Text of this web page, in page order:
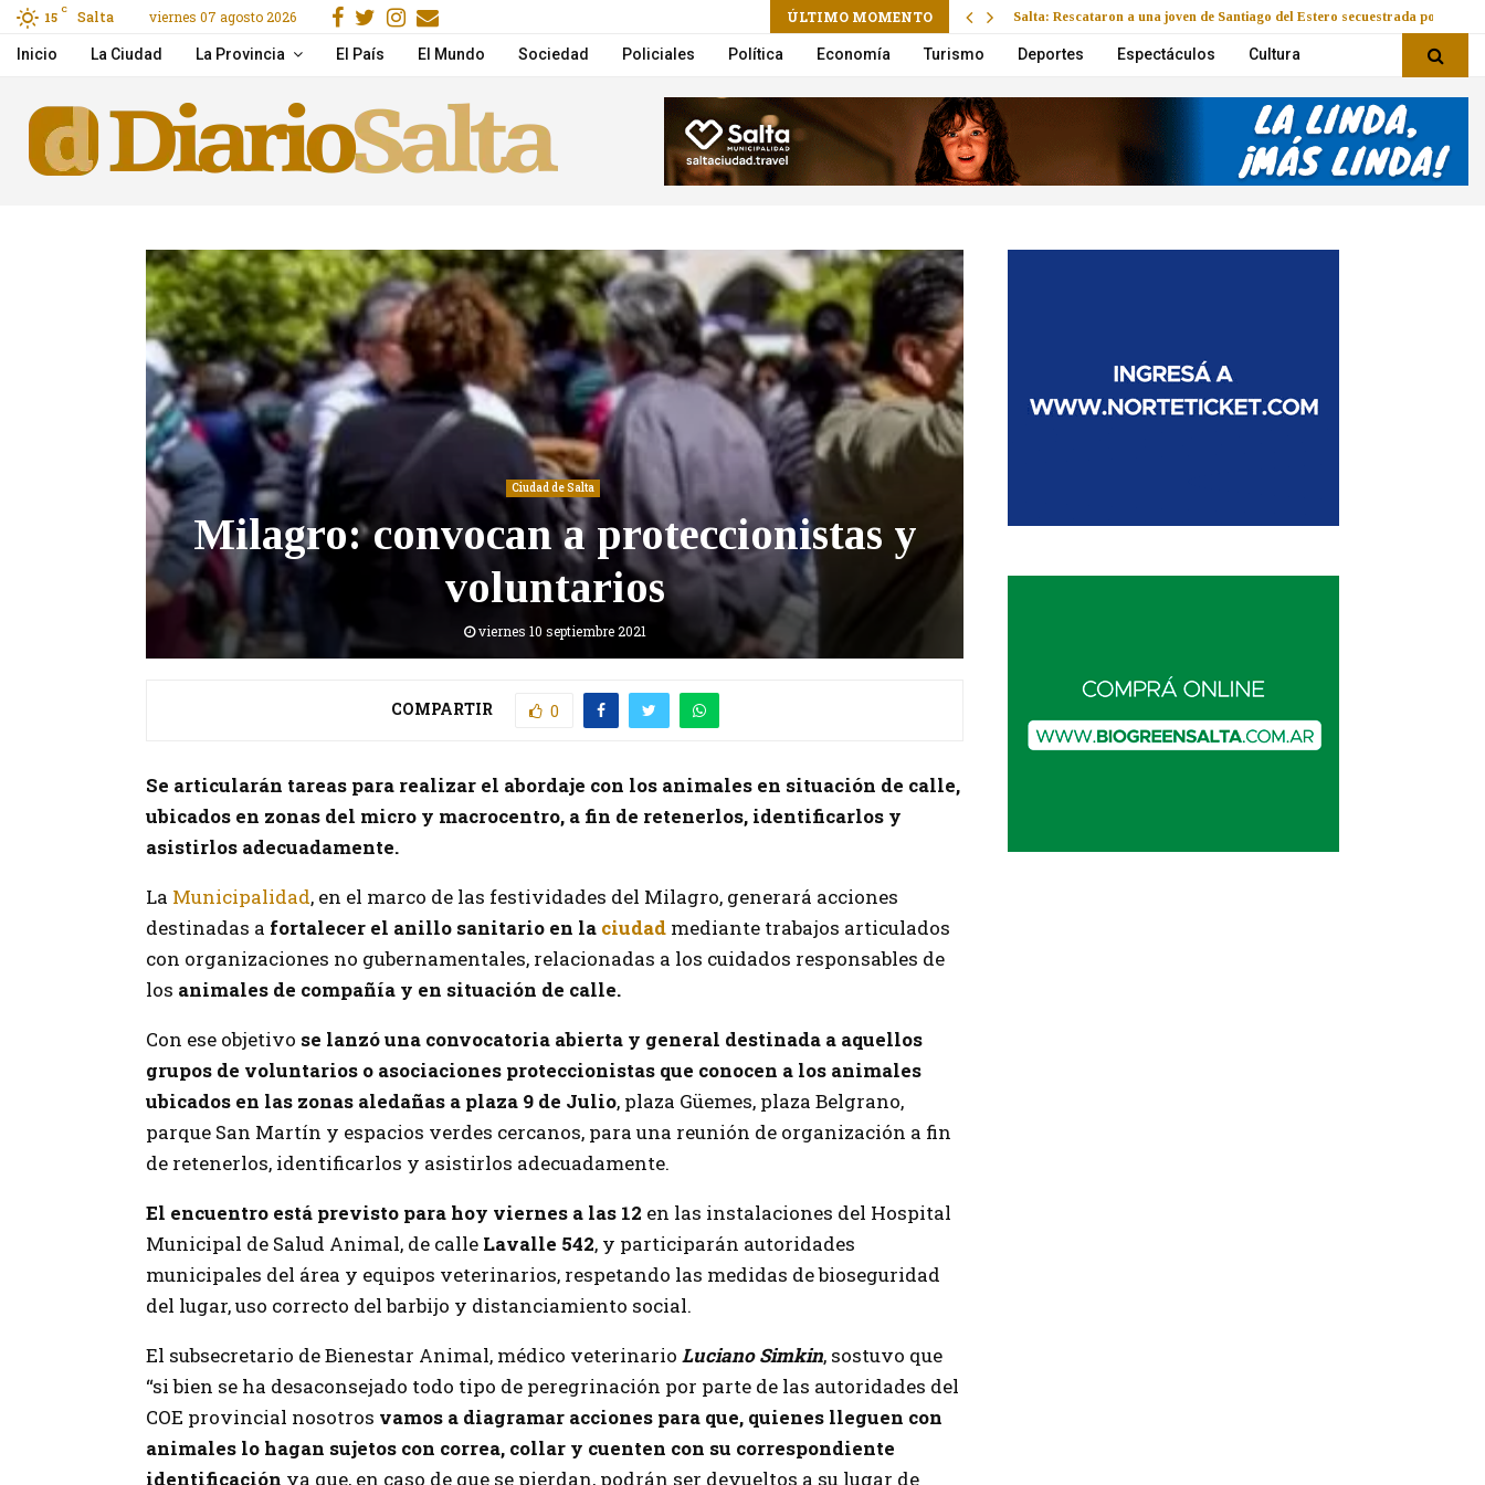
15 C Salta viernes 07 agosto 2026 ÚLTIMO MOMENTO
Quirno también le pidió a Villarruel que se vaya Salta: Rescataron a una joven de Santiago del Estero secuestrada por su
Facebook
Gorjeo
Instagram
Email
Inicio La Ciudad La Provincia El País El Mundo Sociedad Policiales Política Economía Turismo Deportes Espectáculos Cultura
Ciudad de Salta
Milagro: convocan a proteccionistas y
voluntarios
viernes 10 septiembre 2021
COMPARTIR 0
Se articularán tareas para realizar el abordaje con los animales en situación de calle,
ubicados en zonas del micro y macrocentro, a fin de retenerlos, identificarlos y
asistirlos adecuadamente.
La Municipalidad, en el marco de las festividades del Milagro, generará acciones
destinadas a fortalecer el anillo sanitario en la ciudad mediante trabajos articulados
con organizaciones no gubernamentales, relacionadas a los cuidados responsables de
los animales de compañía y en situación de calle.
Con ese objetivo se lanzó una convocatoria abierta y general destinada a aquellos
grupos de voluntarios o asociaciones proteccionistas que conocen a los animales
ubicados en las zonas aledañas a plaza 9 de Julio, plaza Güemes, plaza Belgrano,
parque San Martín y espacios verdes cercanos, para una reunión de organización a fin
de retenerlos, identificarlos y asistirlos adecuadamente.
El encuentro está previsto para hoy viernes a las 12 en las instalaciones del Hospital
Municipal de Salud Animal, de calle Lavalle 542, y participarán autoridades
municipales del área y equipos veterinarios, respetando las medidas de bioseguridad
del lugar, uso correcto del barbijo y distanciamiento social.
El subsecretario de Bienestar Animal, médico veterinario Luciano Simkin, sostuvo que
“si bien se ha desaconsejado todo tipo de peregrinación por parte de las autoridades del
COE provincial nosotros vamos a diagramar acciones para que, quienes lleguen con
animales lo hagan sujetos con correa, collar y cuenten con su correspondiente
identificación ya que, en caso de que se pierdan, podrán ser devueltos a su lugar de